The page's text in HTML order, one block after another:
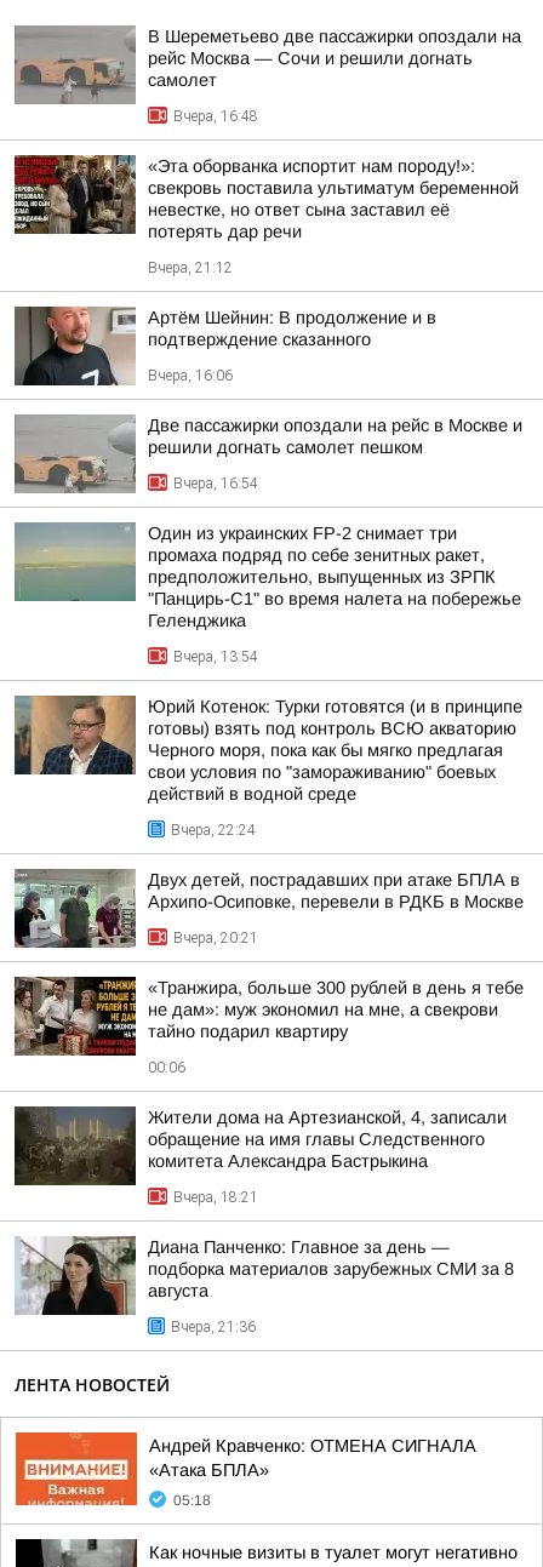
В Шереметьево две пассажирки опоздали на
рейс Москва — Сочи и решили догнать
самолет
Вчера, 16:48
«Эта оборванка испортит нам породу!»:
свекровь поставила ультиматум беременной
невестке, но ответ сына заставил её
потерять дар речи
Вчера, 21:12
Артём Шейнин: В продолжение и в
подтверждение сказанного
Вчера, 16:06
Две пассажирки опоздали на рейс в Москве и
решили догнать самолет пешком
Вчера, 16:54
Один из украинских FP-2 снимает три
промаха подряд по себе зенитных ракет,
предположительно, выпущенных из ЗРПК
"Панцирь-С1" во время налета на побережье
Геленджика
Вчера, 13:54
Юрий Котенок: Турки готовятся (и в принципе
готовы) взять под контроль ВСЮ акваторию
Черного моря, пока как бы мягко предлагая
свои условия по "замораживанию" боевых
действий в водной среде
Вчера, 22:24
Двух детей, пострадавших при атаке БПЛА в
Архипо-Осиповке, перевели в РДКБ в Москве
Вчера, 20:21
«Транжира, больше 300 рублей в день я тебе
не дам»: муж экономил на мне, а свекрови
тайно подарил квартиру
00:06
Жители дома на Артезианской, 4, записали
обращение на имя главы Следственного
комитета Александра Бастрыкина
Вчера, 18:21
Диана Панченко: Главное за день —
подборка материалов зарубежных СМИ за 8
августа
Вчера, 21:36
ЛЕНТА НОВОСТЕЙ
Андрей Кравченко: ОТМЕНА СИГНАЛА
«Атака БПЛА»
05:18
Как ночные визиты в туалет могут негативно